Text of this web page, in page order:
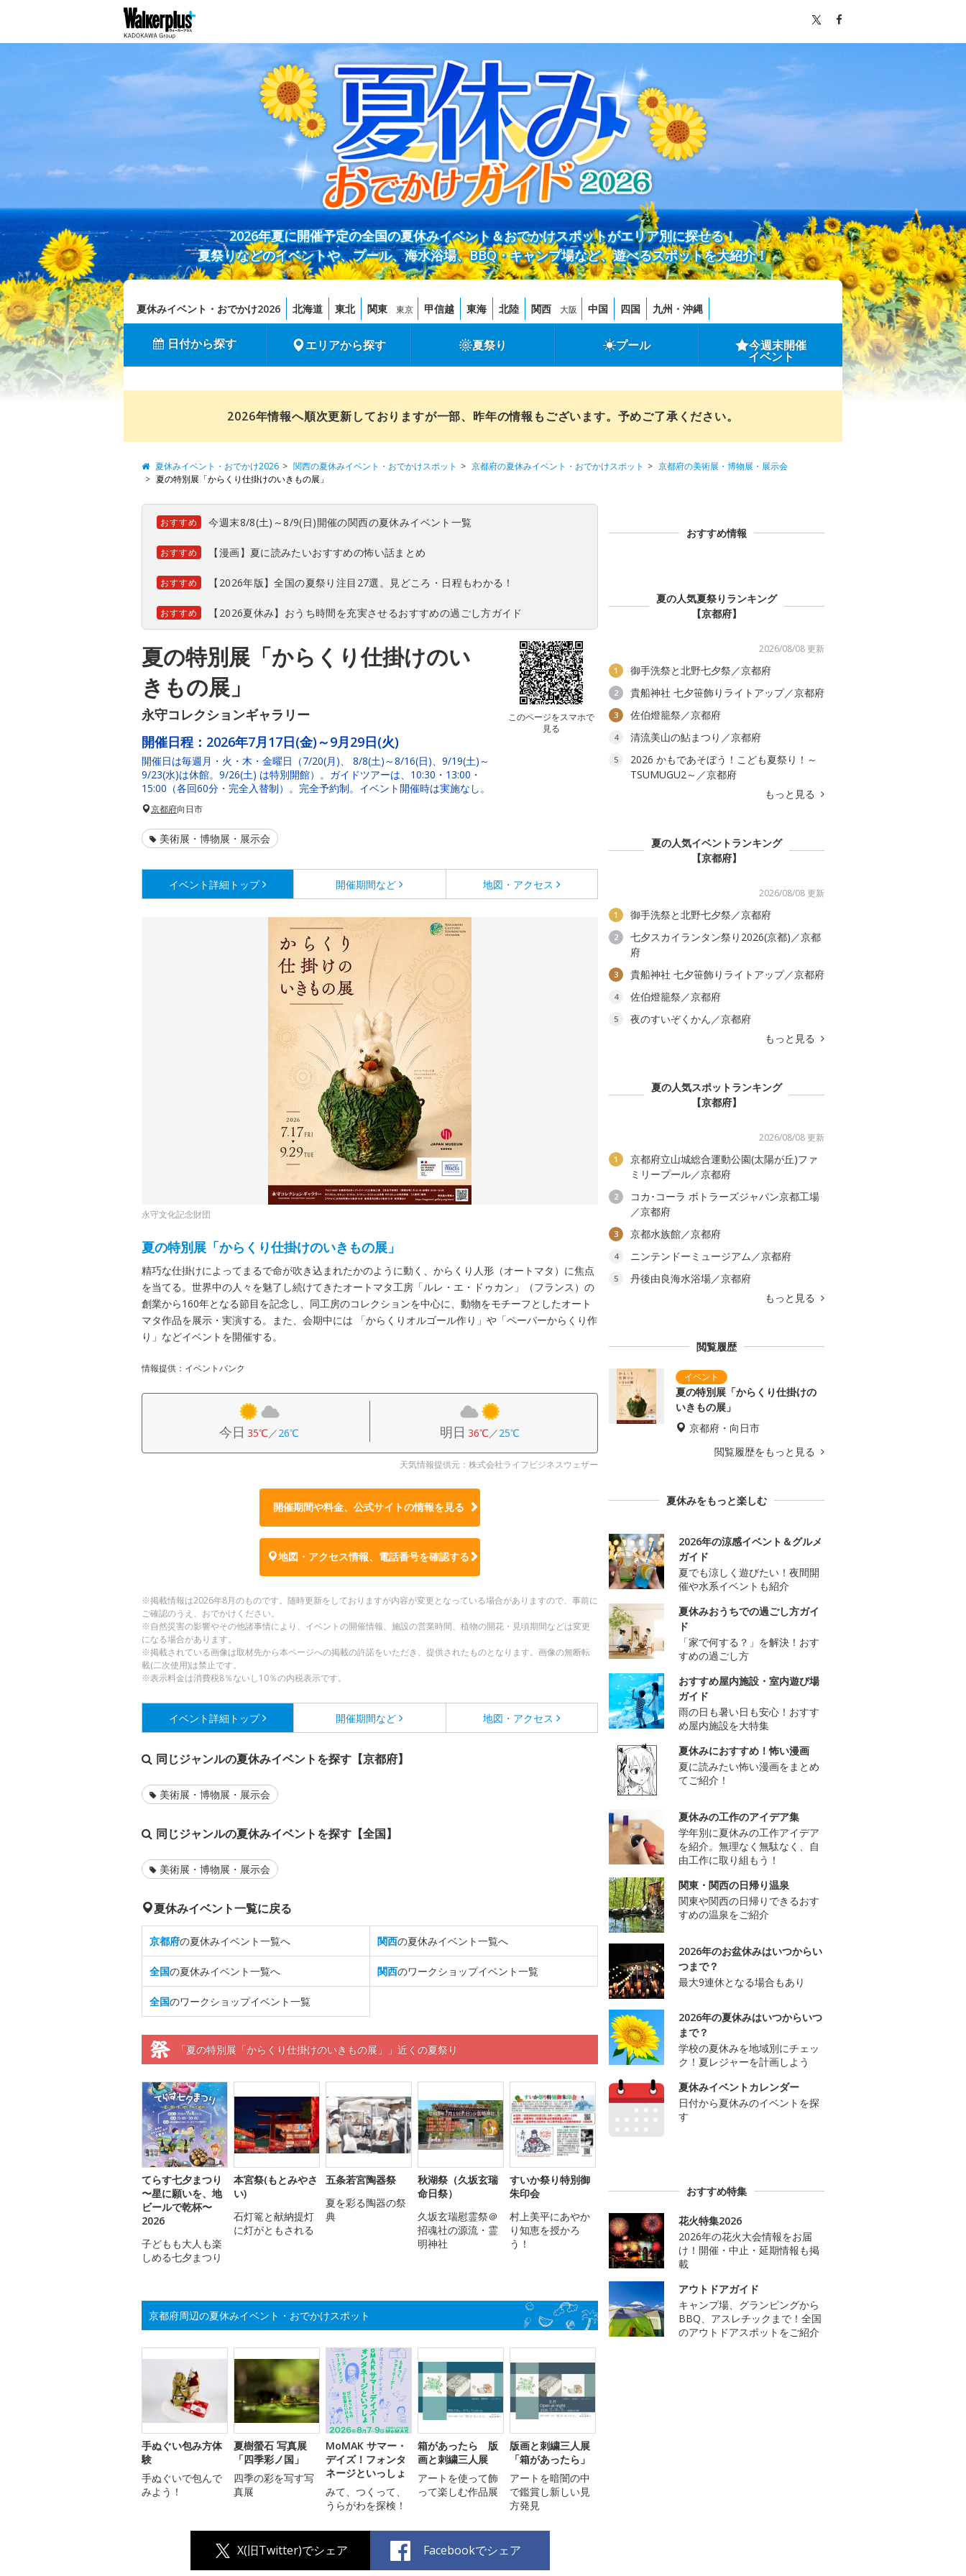
2026年夏に開催予定の全国の夏休みイベント＆おでかけスポットがエリア別に探せる！
夏祭りなどのイベントや、プール、海水浴場、BBQ・キャンプ場など、遊べるスポットを大紹介！
夏休みイベント・おでかけ2026 北海道 東北 関東 東京 甲信越 東海 北陸 関西 大阪 中国 四国 九州・沖縄
日付から探す エリアから探す 夏祭り プール 今週末開催
イベント
2026年情報へ順次更新しておりますが一部、昨年の情報もございます。予めご了承ください。
夏休みイベント・おでかけ2026 関西の夏休みイベント・おでかけスポット 京都府の夏休みイベント・おでかけスポット
京都府の美術展・博物展・展示会
夏の特別展「からくり仕掛けのいきもの展」
おすすめ 今週末8/8(土)～8/9(日)開催の関西の夏休みイベント一覧
おすすめ 【漫画】夏に読みたいおすすめの怖い話まとめ
おすすめ 【2026年版】全国の夏祭り注目27選。見どころ・日程もわかる！
おすすめ 【2026夏休み】おうち時間を充実させるおすすめの過ごし方ガイド
夏の特別展「からくり仕掛けのい
きもの展」
永守コレクションギャラリー
このページをスマホで
見る
開催日程： 2026年7月17日(金)～9月29日(火)
開催日は毎週月・火・木・金曜日（7/20(月)、 8/8(土)～8/16(日)、9/19(土)～
9/23(水)は休館。9/26(土) は特別開館）。ガイドツアーは、10:30・13:00・
15:00（各回60分・完全入替制）。完全予約制。イベント開催時は実施なし。
京都府向日市
美術展・博物展・展示会
イベント詳細 トップ 開催期間など 地図・アクセス
永守文化記念財団
夏の特別展「からくり仕掛けのいきもの展」
精巧な仕掛けによってまるで命が吹き込まれたかのように動く、からくり人形（オートマタ）に焦点
を当てる。世界中の人々を魅了し続けてきたオートマタ工房「ルレ・エ・ドゥカン」（フランス）の
創業から160年となる節目を記念し、同工房のコレクションを中心に、動物をモチーフとしたオート
マタ作品を展示・実演する。また、会期中には 「からくりオルゴール作り」や「ペーパーからくり作
り」などイベントを開催する。
情報提供：イベントバンク
今日 35℃／26℃ 明日 36℃／25℃
天気情報提供元：株式会社ライフビジネスウェザー
開催期間や料金、公式サイトの情報を見る
地図・アクセス情報、電話番号を確認する
※掲載情報は2026年8月のものです。随時更新をしておりますが内容が変更となっている場合がありますので、事前に
ご確認のうえ、おでかけください。
※自然災害の影響やその他諸事情により、イベントの開催情報、施設の営業時間、植物の開花・見頃期間などは変更
になる場合があります。
※掲載されている画像は取材先から本ページへの掲載の許諾をいただき、提供されたものとなります。画像の無断転
載(二次使用)は禁止です。
※表示料金は消費税8％ないし10％の内税表示です。
イベント詳細 トップ 開催期間など 地図・アクセス
同じジャンルの夏休みイベントを探す【京都府】
美術展・博物展・展示会
同じジャンルの夏休みイベントを探す【全国】
美術展・博物展・展示会
夏休みイベント一覧に戻る
京都府の夏休みイベント一覧へ 関西の夏休みイベント一覧へ
全国の夏休みイベント一覧へ 関西のワークショップイベント一覧
全国のワークショップイベント一覧
「夏の特別展「からくり仕掛けのいきもの展」」近くの夏祭り
てらす七夕まつり
〜星に願いを、地
ビールで乾杯〜
2026
子どもも大人も楽
しめる七夕まつり
本宮祭(もとみやさ
い)
石灯篭と献納提灯
に灯がともされる
五条若宮陶器祭
夏を彩る陶器の祭
典
秋湖祭（久坂玄瑞
命日祭）
久坂玄瑞慰霊祭＠
招魂社の源流・霊
明神社
すいか祭り特別御
朱印会
村上美平にあやか
り知恵を授かろ
う！
京都府周辺の夏休みイベント・おでかけスポット
手ぬぐい包み方体
験
手ぬぐいで包んで
みよう！
夏樹螢石 写真展
「四季彩ノ国」
四季の彩を写す写
真展
MoMAK サマー・
デイズ！フォンタ
ネージといっしょ
みて、つくって、
うらがわを探検！
箱があったら 版
画と刺繍三人展
アートを使って飾
って楽しむ作品展
版画と刺繍三人展
「箱があったら」
アートを暗闇の中
で鑑賞し新しい見
方発見
X(旧Twitter)でシェア Facebookでシェア
おすすめ情報
夏の人気夏祭りランキング
【京都府】
2026/08/08 更新
1 御手洗祭と北野七夕祭／京都府
2 貴船神社 七夕笹飾りライトアップ／京都府
3 佐伯燈籠祭／京都府
4 清流美山の鮎まつり／京都府
5
2026 かもであそぼう！こども夏祭り！～
TSUMUGU2～／京都府
もっと見る
夏の人気イベントランキング
【京都府】
2026/08/08 更新
1 御手洗祭と北野七夕祭／京都府
2
七夕スカイランタン祭り2026(京都)／京都
府
3 貴船神社 七夕笹飾りライトアップ／京都府
4 佐伯燈籠祭／京都府
5
夜のすいぞくかん／京都府
もっと見る
夏の人気スポットランキング
【京都府】
2026/08/08 更新
1
京都府立山城総合運動公園(太陽が丘)ファ
ミリープール／京都府
2
コカ･コーラ ボトラーズジャパン京都工場
／京都府
3 京都水族館／京都府
4 ニンテンドーミュージアム／京都府
5
丹後由良海水浴場／京都府
もっと見る
閲覧履歴
夏の特別展「からくり仕掛けの
いきもの展」
京都府・向日市
閲覧履歴をもっと見る
夏休みをもっと楽しむ
2026年の涼感イベント＆グルメ
ガイド
夏でも涼しく遊びたい！夜間開
催や水系イベントも紹介
夏休みおうちでの過ごし方ガイ
ド
「家で何する？」を解決！おす
すめの過ごし方
おすすめ屋内施設・室内遊び場
ガイド
雨の日も暑い日も安心！おすす
め屋内施設を大特集
夏休みにおすすめ！怖い漫画
夏に読みたい怖い漫画をまとめ
てご紹介！
夏休みの工作のアイデア集
学年別に夏休みの工作アイデア
を紹介。無理なく無駄なく、自
由工作に取り組もう！
関東・関西の日帰り温泉
関東や関西の日帰りできるおす
すめの温泉をご紹介
2026年のお盆休みはいつからい
つまで？
最大9連休となる場合もあり
2026年の夏休みはいつからいつ
まで？
学校の夏休みを地域別にチェッ
ク！夏レジャーを計画しよう
夏休みイベントカレンダー
日付から夏休みのイベントを探
す
おすすめ特集
花火特集2026
2026年の花火大会情報をお届
け！開催・中止・延期情報も掲
載
アウトドアガイド
キャンプ場、グランピングから
BBQ、アスレチックまで！全国
のアウトドアスポットをご紹介